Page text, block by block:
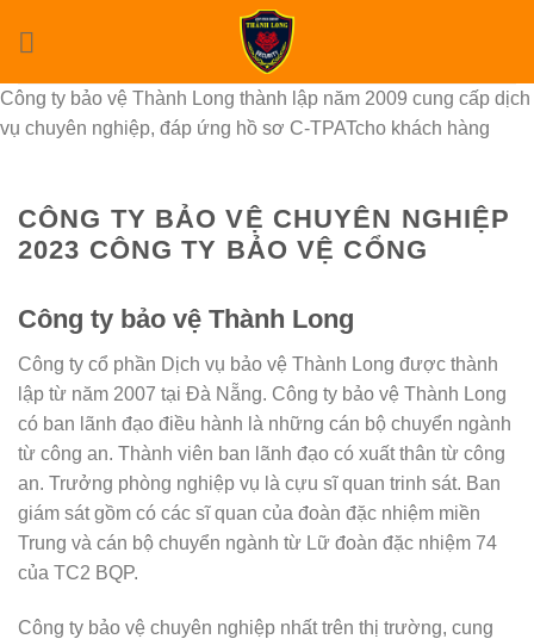
Công ty bảo vệ Thành Long thành lập năm 2009 cung cấp dịch
vụ chuyên nghiệp, đáp ứng hồ sơ C-TPATcho khách hàng
CÔNG TY BẢO VỆ CHUYÊN NGHIỆP
2023 CÔNG TY BẢO VỆ CỔNG
Công ty bảo vệ Thành Long
Công ty cổ phần Dịch vụ bảo vệ Thành Long được thành
lập từ năm 2007 tại Đà Nẵng. Công ty bảo vệ Thành Long
có ban lãnh đạo điều hành là những cán bộ chuyển ngành
từ công an. Thành viên ban lãnh đạo có xuất thân từ công
an. Trưởng phòng nghiệp vụ là cựu sĩ quan trinh sát. Ban
giám sát gồm có các sĩ quan của đoàn đặc nhiệm miền
Trung và cán bộ chuyển ngành từ Lữ đoàn đặc nhiệm 74
của TC2 BQP.
Công ty bảo vệ chuyên nghiệp nhất trên thị trường, cung